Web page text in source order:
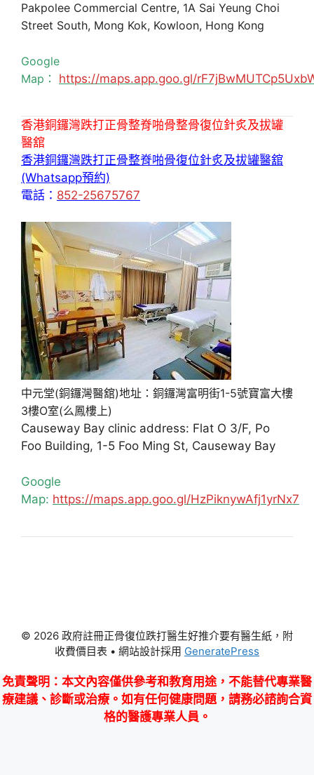
Pakpolee Commercial Centre, 1A Sai Yeung Choi
Street South, Mong Kok, Kowloon, Hong Kong
Google
Map： https://maps.app.goo.gl/
香港銅鑼灣跌打正骨整脊啪骨整骨復位針炙及拔罐
醫舘
香港銅鑼灣跌打正骨整脊啪骨復位針炙及拔罐醫舘
(Whatsapp預約)
電話： 852-25675767
中元堂(銅鑼灣醫舘)地址：銅鑼灣富明街1-5號寶富大樓
3樓O室(么鳳樓上)
Causeway Bay clinic address: Flat O 3/F, Po
Foo Building, 1-5 Foo Ming St, Causeway Bay
Google
Map: https://maps.app.goo.gl/HzPiknywAfj1yrNx7
© 2026 政府註冊正骨復位跌打醫生好推介要有醫生紙，附
收費價目表 • 網站設計採用 GeneratePress
免責聲明 ：本文內容僅供參考和教育用途，不能替代專業醫
療建議、診斷或治療。如有任何健康問題，請務必諮詢合資
格的醫護專業人員。